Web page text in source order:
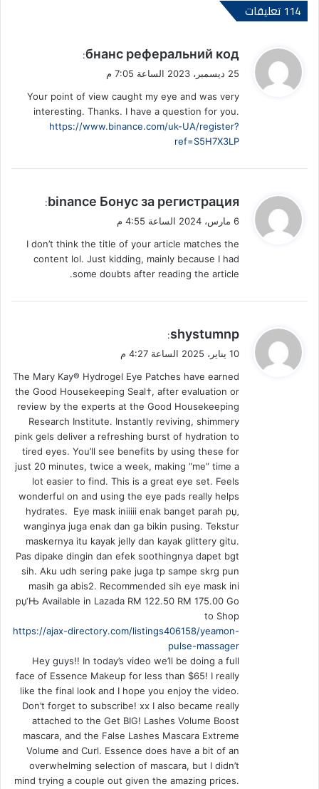
‫114 تعليقات
ي
ق
ل
бнанс реферальний код
:
25 ديسمبر، 2023 الساعة 7:05 م
Your point of view caught my eye and was very
interesting. Thanks. I have a question for you.
https://www.binance.com/uk-UA/register?
ref=S5H7X3LP
ي
ق
ل
binance Бонус за регистрация
:
6 مارس، 2024 الساعة 4:55 م
I don’t think the title of your article matches the
content lol. Just kidding, mainly because I had
some doubts after reading the article.
ي
ق
ل
shystumnp
:
10 يناير، 2025 الساعة 4:27 م
The Mary Kay® Hydrogel Eye Patches have earned
the Good Housekeeping Seal†, after evaluation or
review by the experts at the Good Housekeeping
Research Institute. Instantly reviving, shimmery
pink gels deliver a refreshing burst of hydration to
tired eyes. You’ll see benefits by using these for
just 20 minutes, twice a week, making “me” time a
lot easier to find. This is a great eye set. Feels
wonderful on and using the eye pads really helps
hydrates. Eye mask iniiiii enak banget parah рџ‚
wanginya juga enak dan ga bikin pusing. Tekstur
maskernya itu kayak jelly dan kayak glittery gitu.
Pas dipake dingin dan efek soothingnya dapet bgt
sih. Aku udh sering pake juga tp sampe skrg pun
masih ga abis2. Recommended sih eye mask ini
рџ‘Њ Available in Lazada RM 122.50 RM 175.00 Go
to Shop
https://ajax-directory.com/listings406158/yeamon-
pulse-massager
Hey guys!! In today’s video we’ll be doing a full
face of Essence Makeup for less than $65! I really
like the final look and I hope you enjoy the video.
Don’t forget to subscribe! xx I also became really
attached to the Get BIG! Lashes Volume Boost
mascara, and the False Lashes Mascara Extreme
Volume and Curl. Essence does have a bit of an
overwhelming selection of mascara, but I didn’t
mind trying a couple out given the amazing prices.